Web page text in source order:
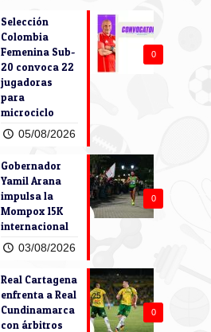
0
Selección
Colombia
Femenina Sub-
20 convoca 22
jugadoras
para
microciclo
05/08/2026
0
Gobernador
Yamil Arana
impulsa la
Mompox 15K
internacional
03/08/2026
0
Real Cartagena
enfrenta a Real
Cundinamarca
con árbitros